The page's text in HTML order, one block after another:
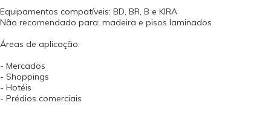
Equipamentos compatíveis: BD, BR, B e KIRA
Não recomendado para: madeira e pisos laminados
Áreas de aplicação:
- Mercados
- Shoppings
- Hotéis
- Prédios comerciais